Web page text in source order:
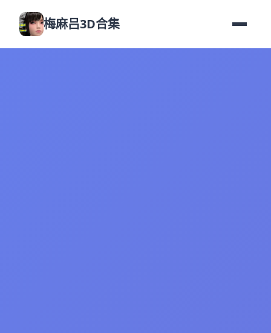
梅麻吕3D合集